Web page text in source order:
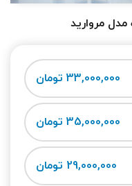
مروارید
33,000,000 تومان
35,000,000 تومان
29,000,000 تومان